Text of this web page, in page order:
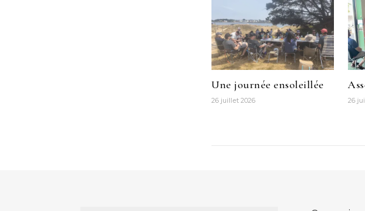
Une journée ensoleillée
26 juillet 2026 26